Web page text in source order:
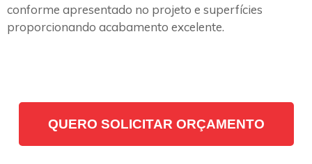
conforme apresentado no projeto e superfícies
proporcionando acabamento excelente.
QUERO SOLICITAR ORÇAMENTO